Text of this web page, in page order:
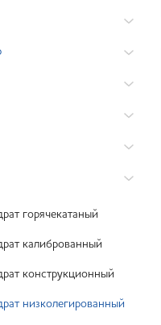
горячекатаный
калиброванный
конструкционный
низколегированный